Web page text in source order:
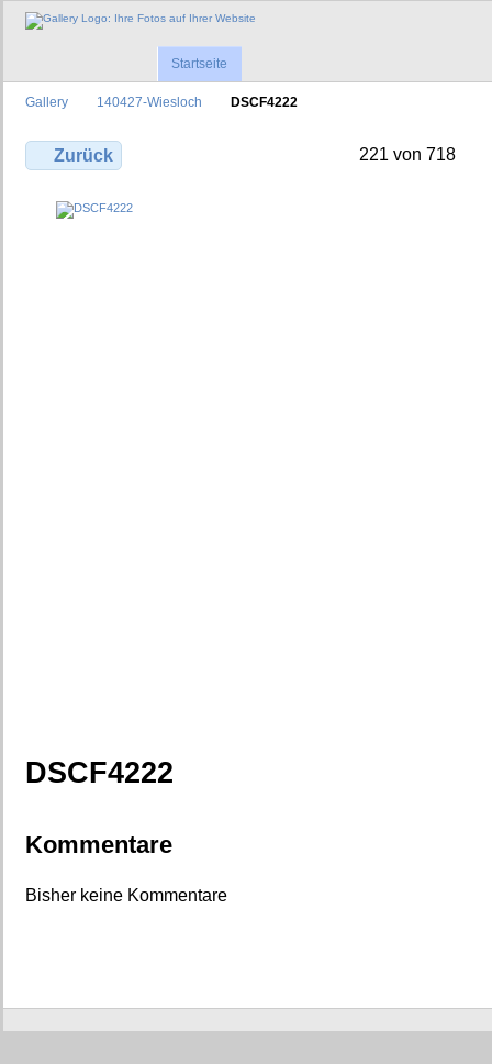
Startseite
Gallery 140427-Wiesloch DSCF4222
Zurück 221 von 718
DSCF4222
Kommentare
Bisher keine Kommentare